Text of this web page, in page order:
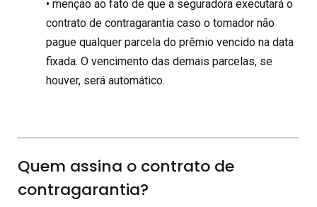
• menção ao fato de que a seguradora executará o
contrato de contragarantia caso o tomador não
pague qualquer parcela do prêmio vencido na data
fixada. O vencimento das demais parcelas, se
houver, será automático.
Quem assina o contrato de
contragarantia?